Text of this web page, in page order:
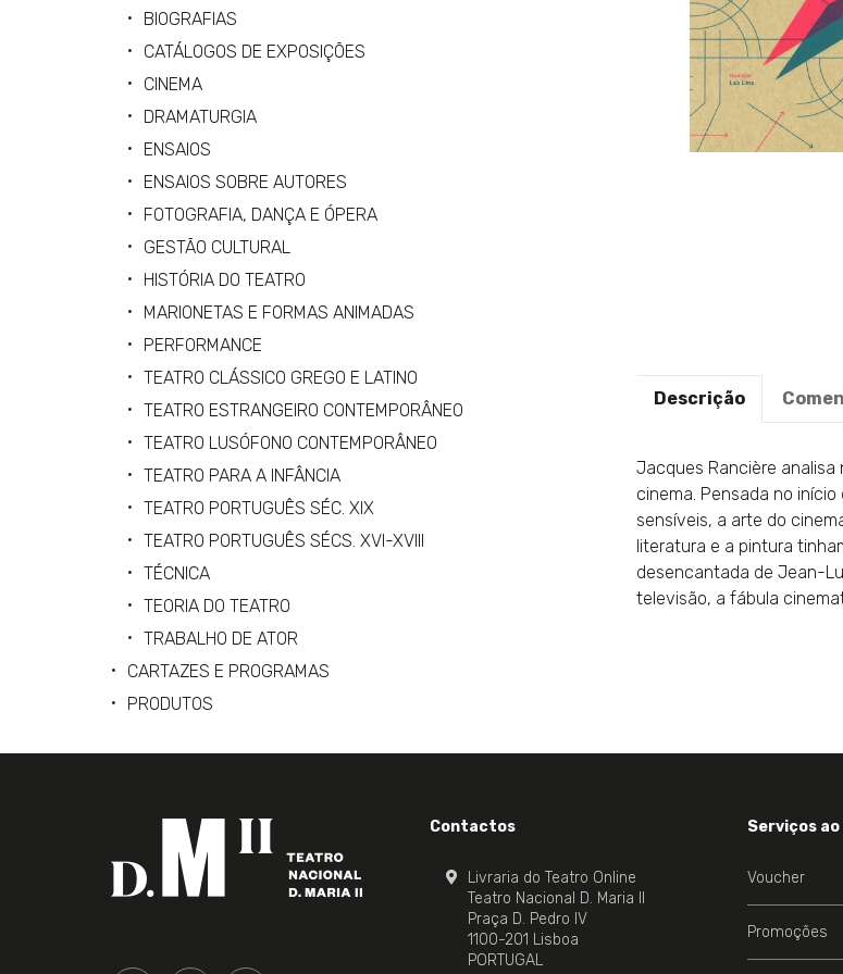
Descrição
Jacques Rancière
cinema. Pensada no
sensíveis, a arte do
literatura e a pintura
desencantada de Jean-
televisão, a fábula
BIOGRAFIAS
CATÁLOGOS DE EXPOSIÇÕES
CINEMA
DRAMATURGIA
ENSAIOS
ENSAIOS SOBRE AUTORES
FOTOGRAFIA, DANÇA E ÓPERA
GESTÃO CULTURAL
HISTÓRIA DO TEATRO
MARIONETAS E FORMAS ANIMADAS
PERFORMANCE
TEATRO CLÁSSICO GREGO E LATINO
TEATRO ESTRANGEIRO CONTEMPORÂNEO
TEATRO LUSÓFONO CONTEMPORÂNEO
TEATRO PARA A INFÂNCIA
TEATRO PORTUGUÊS SÉC. XIX
TEATRO PORTUGUÊS SÉCS. XVI-XVIII
TÉCNICA
TEORIA DO TEATRO
TRABALHO DE ATOR
CARTAZES E PROGRAMAS
PRODUTOS
Contactos
Livraria do Teatro Online
Teatro Nacional D. Maria II
Praça D. Pedro IV
1100-201 Lisboa
PORTUGAL
Serviços
Voucher
Promoções